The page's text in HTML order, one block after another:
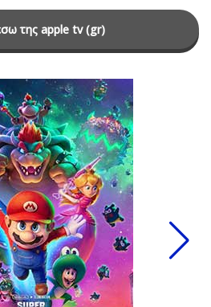
της apple tv (gr)